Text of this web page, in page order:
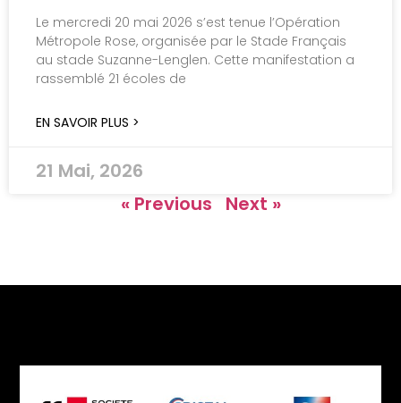
Le mercredi 20 mai 2026 s’est tenue l’Opération
Métropole Rose, organisée par le Stade Français
au stade Suzanne-Lenglen. Cette manifestation a
rassemblé 21 écoles de
EN SAVOIR PLUS >
21 Mai, 2026
« Previous
Next »